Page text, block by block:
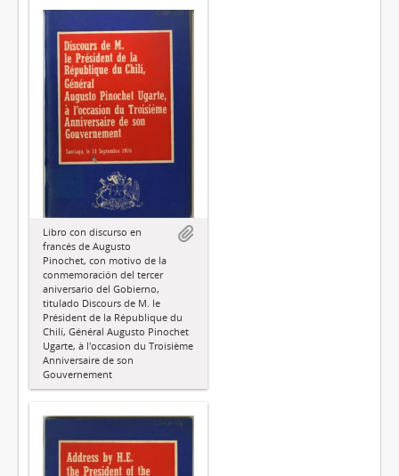
Libro con discurso en
francés de Augusto
Pinochet, con motivo de la
conmemoración del tercer
aniversario del Gobierno,
titulado Discours de M. le
Président de la République du
Chilí, Général Augusto Pinochet
Ugarte, à l'occasion du Troisième
Anniversaire de son
Gouvernement